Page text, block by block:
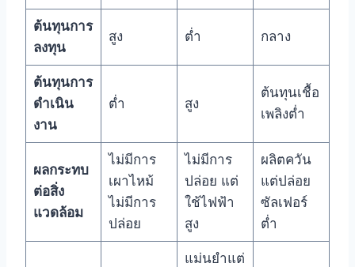
ต้นทุนการ
ลงทุน
สูง ต่ำ กลาง
ต้นทุนการ
ดำเนิน
งาน
ต่ำ สูง
ต้นทุนเชื้อ
เพลิงต่ำ
ผลกระทบ
ต่อสิ่ง
แวดล้อม
ไม่มีการ
เผาไหม้
ไม่มีการ
ปล่อย
ไม่มีการ
ปล่อย แต่
ใช้ไฟฟ้า
สูง
ผลิตควัน
แต่ปล่อย
ซัลเฟอร์
ต่ำ
แม่นยำแต่